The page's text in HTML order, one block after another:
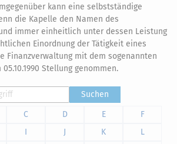
kann eine selbstständige
die Kapelle den Namen des
immer einheitlich unter dessen Leistung
Einordnung der Tätigkeit eines
Finanzverwaltung mit dem sogenannten
Stellung genommen.
Suchen
C D E
F
I J K
L